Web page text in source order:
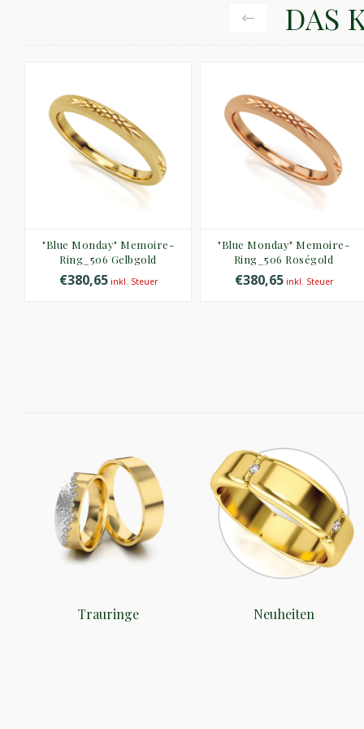
DAS
"Blue Monday" Memoire-
Ring_506 Gelbgold
€380,65inkl. Steuer
"Blue Monday" Memoire-
Ring_506 Roségold
€380,65inkl. Steuer
Trauringe Neuheiten